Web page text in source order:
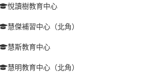
悅讀樹教育中心
慧傑補習中心（北角）
慧斯教育中心
慧明教育中心（北角）